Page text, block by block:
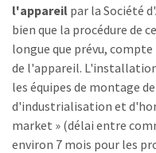
l'appareil par la Société
bien que la procédure de
longue que prévu,
de l'appareil.
les équipes de montage
d'industrialisation et
market » (délai entre
environ 7 mois pour les